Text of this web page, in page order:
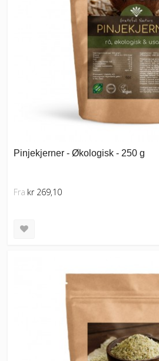
Pinjekjerner - Økologisk - 250 g
Fra kr 269,10